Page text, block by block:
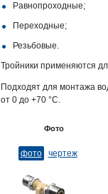
Равнопроходные;
Переходные;
Резьбовые.
Тройники применяются
Подходят для монтажа
от 0 до +70 °C.
Фото
фото чертеж